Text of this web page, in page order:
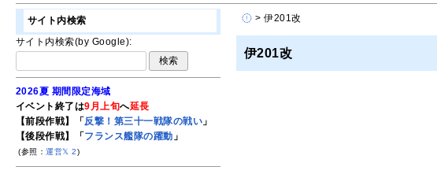
> 伊201改
伊201改
サイト内検索
サイト内検索(by Google):
2026夏 期間限定海域
イベント終了は9月上旬へ延長
【前段作戦】「 反撃！第三十一戦隊の戦い 」
【後段作戦】「 フランス艦隊の躍動 」
(参照：運営𝕏 2)